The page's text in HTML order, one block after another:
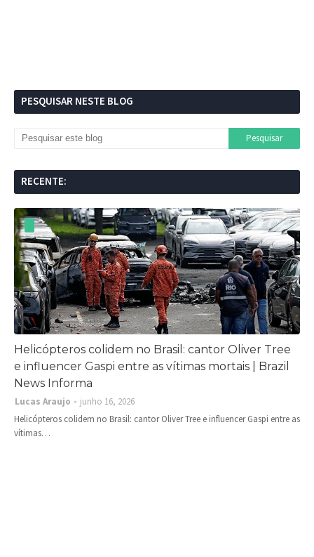
PESQUISAR NESTE BLOG
RECENTE:
Helicópteros colidem no Brasil: cantor Oliver Tree
e influencer Gaspi entre as vítimas mortais | Brazil
News Informa
Lucas Araujo
junho 16, 2026
Helicópteros colidem no Brasil: cantor Oliver Tree e influencer Gaspi entre as
vítimas…